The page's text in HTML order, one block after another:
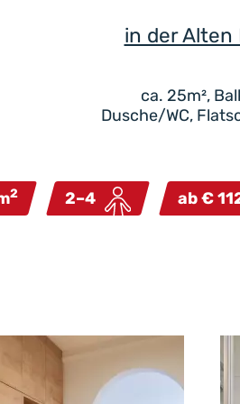
in der Alten
ca. 25m²,
Dusche/WC,
2 2–4 ab €